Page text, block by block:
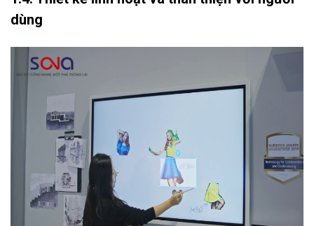
dùng